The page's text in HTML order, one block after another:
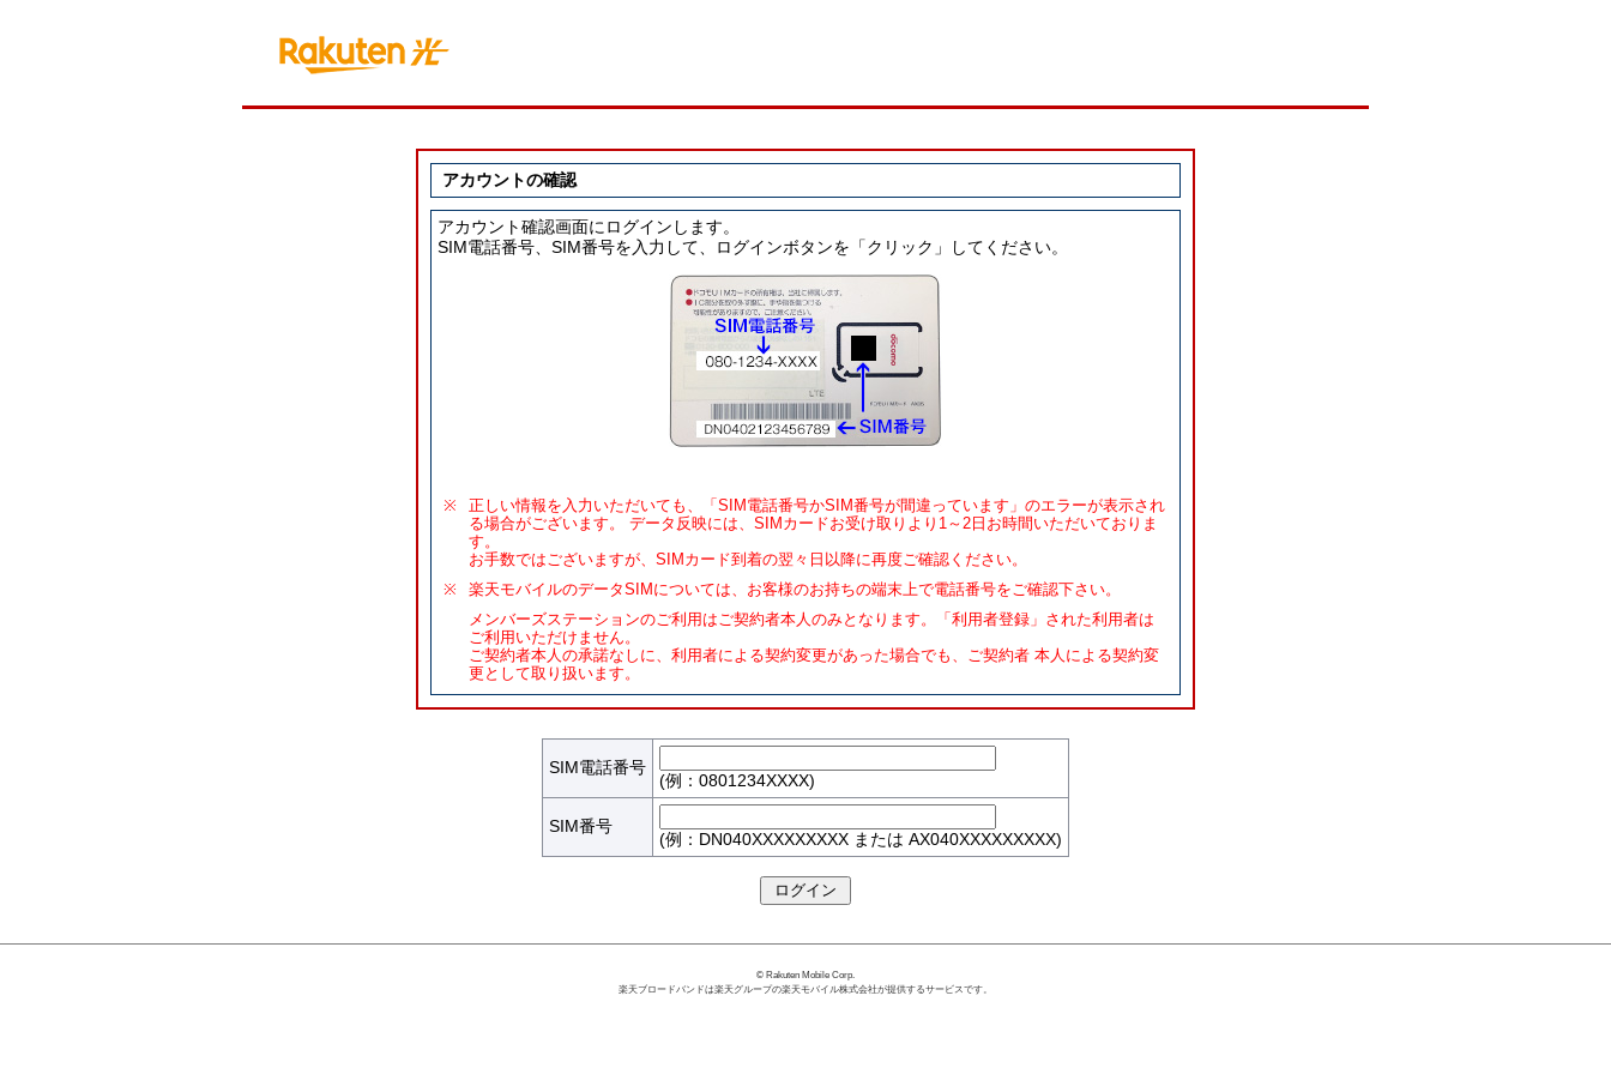
アカウントの確認
アカウント確認画面にログインします。
SIM電話番号、SIM番号を入力して、ログインボタンを「クリック」してください。
※
正しい情報を入力いただいても、「SIM電話番号かSIM番号が間違っています」のエラーが表示され
る場合がございます。 データ反映には、SIMカードお受け取りより1～2日お時間いただいておりま
す。
お手数ではございますが、SIMカード到着の翌々日以降に再度ご確認ください。
※
楽天モバイルのデータSIMについては、お客様のお持ちの端末上で電話番号をご確認下さい。
メンバーズステーションのご利用はご契約者本人のみとなります。「利用者登録」された利用者は
ご利用いただけません。
ご契約者本人の承諾なしに、利用者による契約変更があった場合でも、ご契約者 本人による契約変
更として取り扱います。
SIM電話番号
(例：0801234XXXX)
SIM番号
(例：DN040XXXXXXXXX または AX040XXXXXXXXX)
© Rakuten Mobile Corp.
楽天ブロードバンドは楽天グループの楽天モバイル株式会社が提供するサービスです。